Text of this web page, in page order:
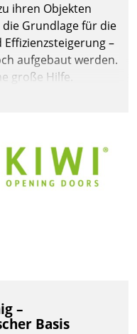
ihren Objekten
Grundlage für die
–
aufgebaut werden.
große Hilfe.
–
Basis